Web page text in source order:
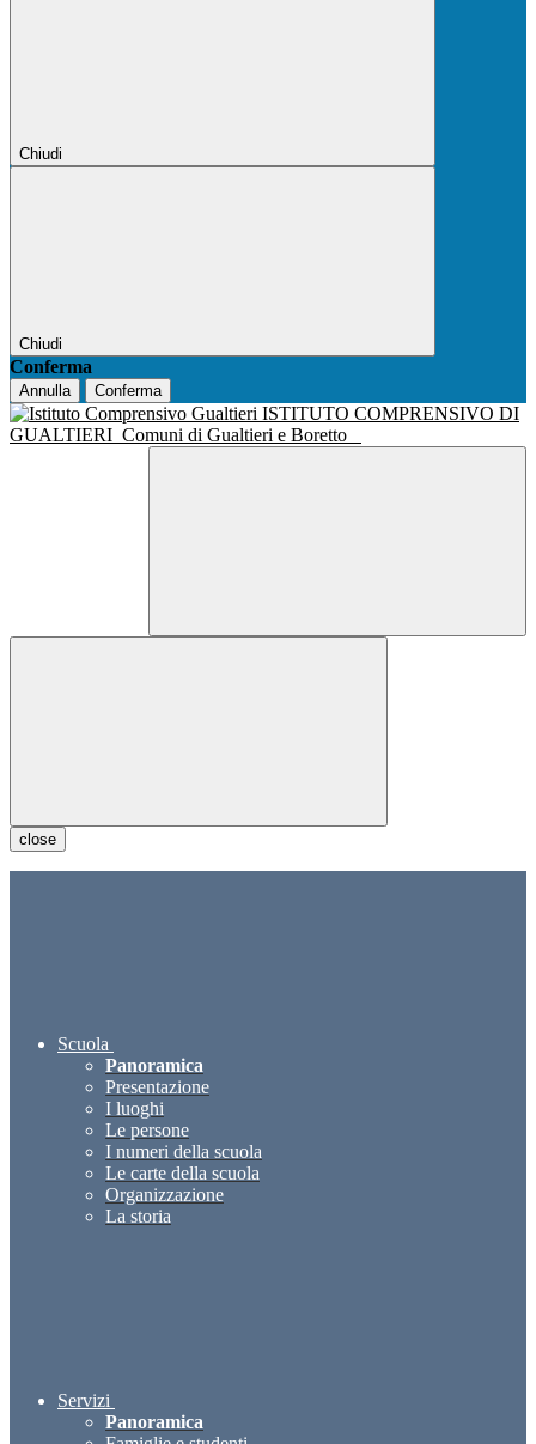
Chiudi
Chiudi
Conferma
Annulla Conferma
ISTITUTO COMPRENSIVO DI
GUALTIERI Comuni di Gualtieri e Boretto
close
Scuola
Panoramica
Presentazione
I luoghi
Le persone
I numeri della scuola
Le carte della scuola
Organizzazione
La storia
Servizi
Panoramica